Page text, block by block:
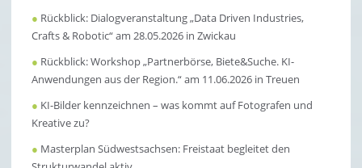
● Rückblick: Dialogveranstaltung „Data Driven Industries,
Crafts & Robotic“ am 28.05.2026 in Zwickau
● Rückblick: Workshop „Partnerbörse, Biete&Suche. KI-
Anwendungen aus der Region.“ am 11.06.2026 in Treuen
● KI-Bilder kennzeichnen – was kommt auf Fotografen und
Kreative zu?
● Masterplan Südwestsachsen: Freistaat begleitet den